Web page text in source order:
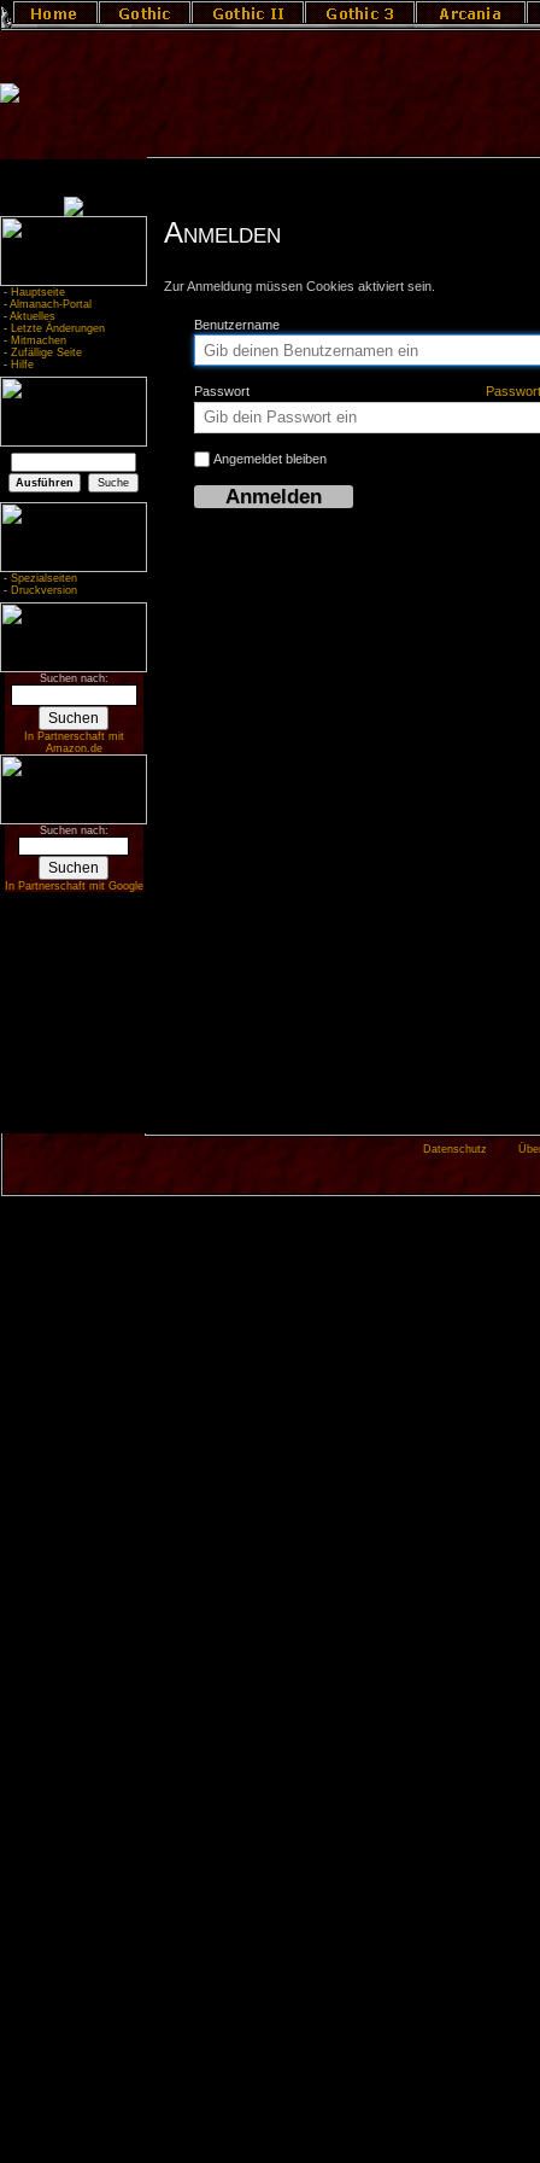
- Hauptseite
- Almanach-Portal
- Aktuelles
- Letzte Änderungen
- Mitmachen
- Zufällige Seite
- Hilfe
- Spezialseiten
- Druckversion
Suchen nach:
In Partnerschaft mit
Amazon.de
Suchen nach:
In Partnerschaft mit Google
Anmelden
Zur Anmeldung müssen Cookies aktiviert sein.
Benutzername
Passwort
Angemeldet bleiben
Datenschutz